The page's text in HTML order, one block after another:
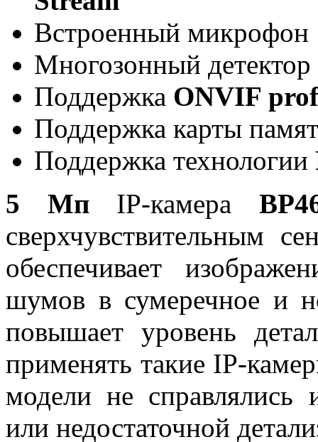
Встроенный микрофон
Многозонный
Поддержка ONVIF
Поддержка карты
Поддержка технологии
5 Мп IP-камера
сверхчувствительным
обеспечивает
шумов в сумеречное и
повышает уровень
применять такие IP-
модели не справлялись
или недостаточной